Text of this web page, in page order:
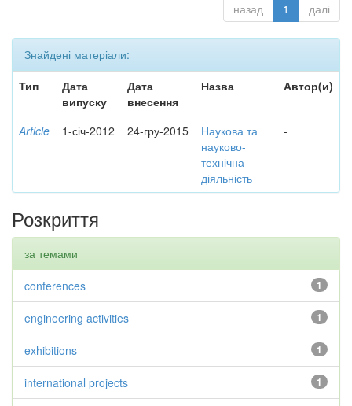
назад 1 далі
Знайдені матеріали:
Тип
Дата
випуску
Дата
внесення
Назва Автор(и)
Article 1-січ-2012 24-гру-2015
Наукова та
науково-
технічна
діяльність
-
Розкриття
за темами
1
conferences
1
engineering activities
1
exhibitions
1
international projects